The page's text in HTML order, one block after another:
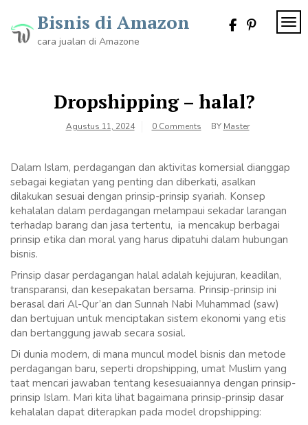
content
Bisnis di Amazon
cara jualan di Amazone
Dropshipping – halal?
Agustus 11, 2024 0 Comments BY Master
Dalam Islam, perdagangan dan aktivitas komersial dianggap
sebagai kegiatan yang penting dan diberkati, asalkan
dilakukan sesuai dengan prinsip-prinsip syariah. Konsep
kehalalan dalam perdagangan melampaui sekadar larangan
terhadap barang dan jasa tertentu, ia mencakup berbagai
prinsip etika dan moral yang harus dipatuhi dalam hubungan
bisnis.
Prinsip dasar perdagangan halal adalah kejujuran, keadilan,
transparansi, dan kesepakatan bersama. Prinsip-prinsip ini
berasal dari Al-Qur’an dan Sunnah Nabi Muhammad (saw)
dan bertujuan untuk menciptakan sistem ekonomi yang etis
dan bertanggung jawab secara sosial.
Di dunia modern, di mana muncul model bisnis dan metode
perdagangan baru, seperti dropshipping, umat Muslim yang
taat mencari jawaban tentang kesesuaiannya dengan prinsip-
prinsip Islam. Mari kita lihat bagaimana prinsip-prinsip dasar
kehalalan dapat diterapkan pada model dropshipping: